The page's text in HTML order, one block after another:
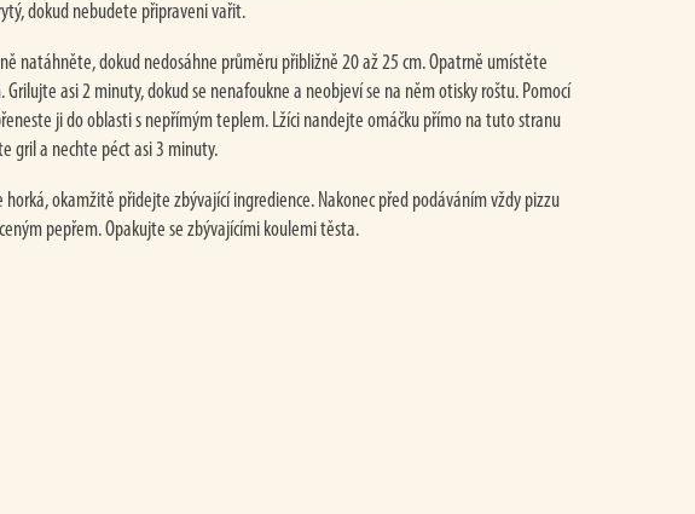
dokud nebudete připraveni vařit.
natáhněte, dokud nedosáhne průměru přibližně 20 až 25 cm. Opatrně umístěte
asi 2 minuty, dokud se nenafoukne a neobjeví se na něm otisky roštu. Pomocí
ji do oblasti s nepřímým teplem. Lžíci nandejte omáčku přímo na tuto stranu
gril a nechte péct asi 3 minuty.
horká, okamžitě přidejte zbývající ingredience. Nakonec před podáváním vždy pizzu
pepřem. Opakujte se zbývajícími koulemi těsta.